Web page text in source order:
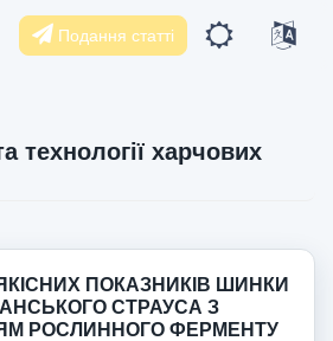
Подання статті
технології харчових
ПОКАЗНИКІВ ШИНКИ
СТРАУСА З
РОСЛИННОГО ФЕРМЕНТУ